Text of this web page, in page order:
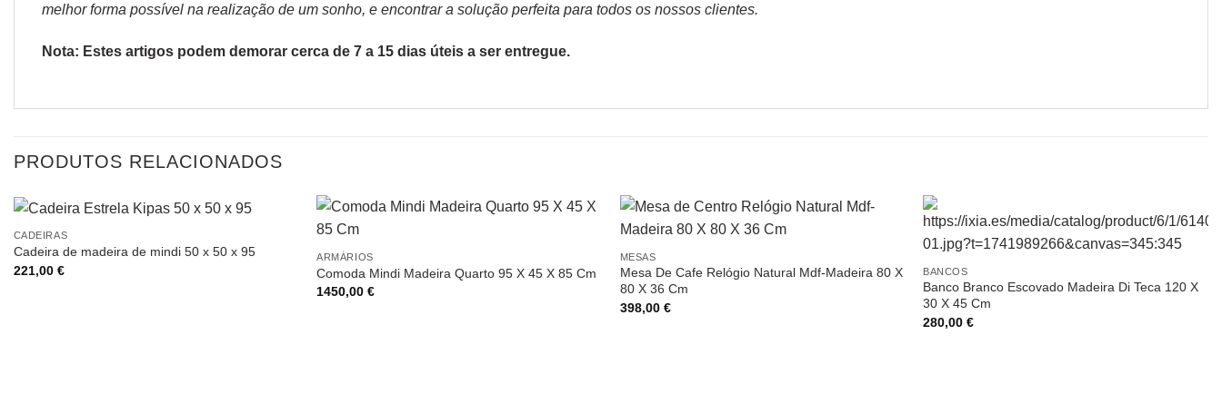
melhor forma possível na realização de um sonho, e encontrar a solução perfeita para todos os nossos clientes.
Nota: Estes artigos podem demorar cerca de 7 a 15 dias úteis a ser entregue.
PRODUTOS RELACIONADOS
CADEIRAS
Cadeira de madeira de mindi 50 x 50 x 95
221,00 €
ARMÁRIOS
Comoda Mindi Madeira Quarto 95 X 45 X 85 Cm
1450,00€
MESAS
Mesa De Cafe Relógio Natural Mdf-Madeira 80 X
80 X 36 Cm
398,00 €
BANCOS
Banco Branco Escovado Madeira Di Teca 120 X
30 X 45 Cm
280,00€